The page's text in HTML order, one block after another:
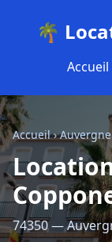
🌴
Accueil
Accueil›
74350 —